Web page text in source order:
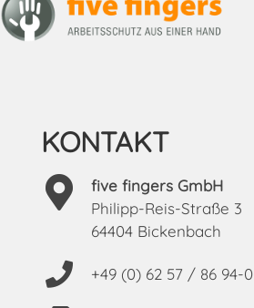
KONTAKT
five fingers GmbH
Philipp-Reis-Straße 3
64404 Bickenbach
+49 (0) 62 57 / 86 94-0